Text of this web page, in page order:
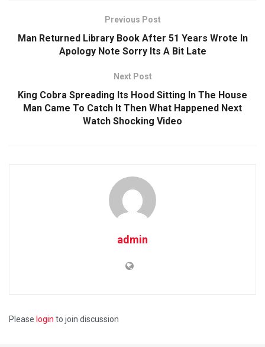
Previous Post
Man Returned Library Book After 51 Years Wrote In
Apology Note Sorry Its A Bit Late
Next Post
King Cobra Spreading Its Hood Sitting In The House
Man Came To Catch It Then What Happened Next
Watch Shocking Video
admin
Please login to join discussion